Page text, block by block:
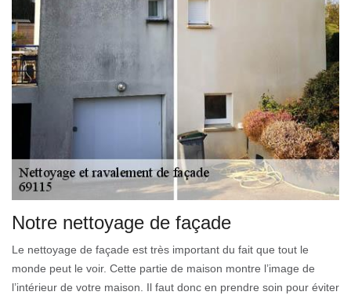
Notre nettoyage de façade
Le nettoyage de façade est très important du fait que tout le
monde peut le voir. Cette partie de maison montre l’image de
l’intérieur de votre maison. Il faut donc en prendre soin pour éviter